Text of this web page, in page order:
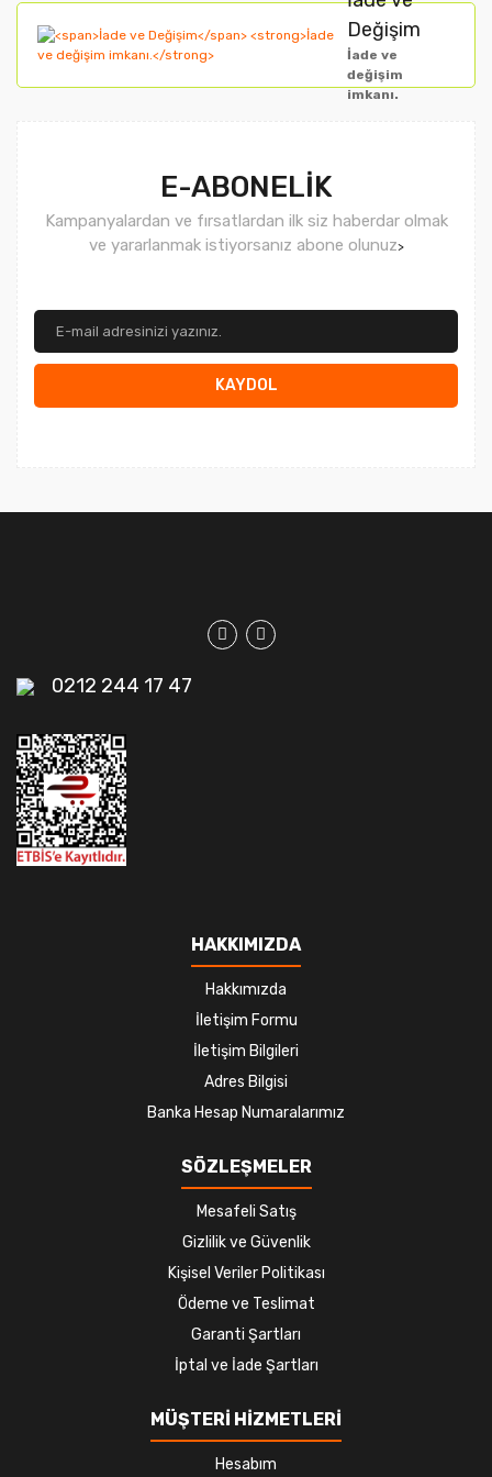
Değişim
İade ve
değişim
imkanı.
E-ABONELİK
Kampanyalardan ve fırsatlardan ilk siz haberdar olmak
ve yararlanmak istiyorsanız abone olunuz>
KAYDOL
0212 244 17 47
HAKKIMIZDA
Hakkımızda
İletişim Formu
İletişim Bilgileri
Adres Bilgisi
Banka Hesap Numaralarımız
SÖZLEŞMELER
Mesafeli Satış
Gizlilik ve Güvenlik
Kişisel Veriler Politikası
Ödeme ve Teslimat
Garanti Şartları
İptal ve İade Şartları
MÜŞTERİ HİZMETLERİ
Hesabım